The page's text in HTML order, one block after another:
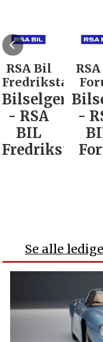
RSA Bil
Fredrikstad:
Bilselger
- RSA
BIL
Fredrikstad
-
Se alle